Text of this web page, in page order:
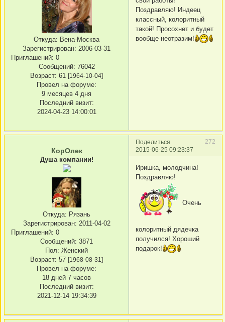
Откуда: Вена-Москва
Зарегистрирован: 2006-03-31
Приглашений: 0
Сообщений: 76042
Возраст: 61 [1964-10-04]
Провел на форуме:
9 месяцев 4 дня
Последний визит:
2024-04-23 14:00:01
Поздравляю! Индеец
классный, колоритный
такой! Просохнет и будет
вообще неотразим!
Поделиться
272
2015-06-25 09:23:37
КорОлек
Душа компании!
Откуда: Рязань
Зарегистрирован: 2011-04-02
Приглашений: 0
Сообщений: 3871
Пол: Женский
Возраст: 57 [1968-08-31]
Провел на форуме:
18 дней 7 часов
Последний визит:
2021-12-14 19:34:39
Иришка, молодчина!
Поздравляю!
Очень
колоритный дядечка
получился! Хороший
подарок!